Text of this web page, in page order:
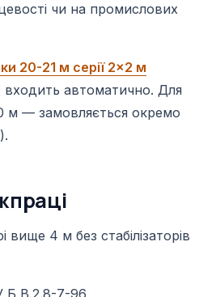
чи на промислових
20-21 м серії 2×2 м
входить автоматично. Для
м — замовляється окремо
вище 4 м без стабілізаторів
Б В.2.8-7-96